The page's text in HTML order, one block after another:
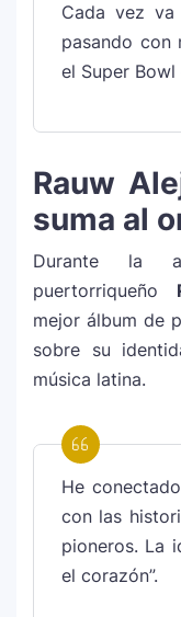
Cada vez
pasando con
el Super Bowl
Rauw
suma al
Durante la
puertorriqueño
mejor álbum de
sobre su
música latina.
He
con las
pioneros. La
el corazón”.